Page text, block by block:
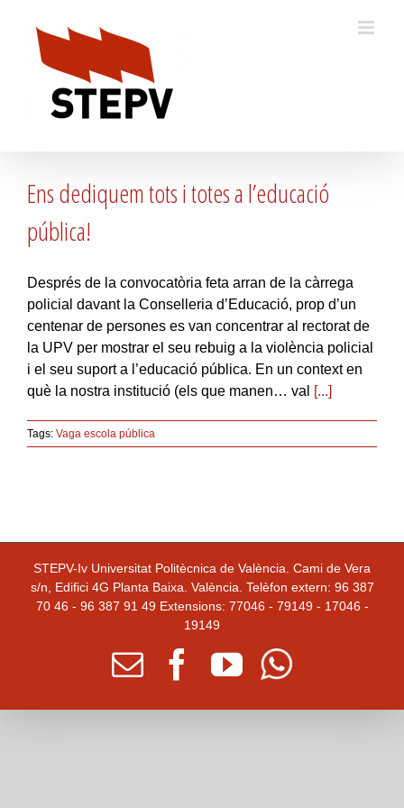
content
Ens dediquem tots i totes a l’educació
pública!
Després de la convocatòria feta arran de la càrrega
policial davant la Conselleria d’Educació, prop d’un
centenar de persones es van concentrar al rectorat de
la UPV per mostrar el seu rebuig a la violència policial
i el seu suport a l’educació pública. En un context en
què la nostra institució (els que manen… val
[...]
Tags: Vaga escola pública
STEPV-Iv Universitat Politècnica de València. Cami de Vera
s/n, Edifici 4G Planta Baixa. València. Telèfon extern: 96 387
70 46 - 96 387 91 49 Extensions: 77046 - 79149 - 17046 -
19149
Emailfacebook
youtube
Whatsapp